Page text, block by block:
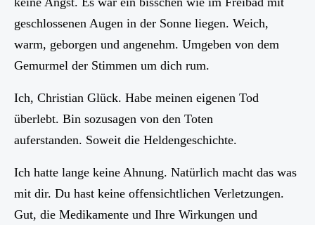
geschlossenen Augen in der Sonne liegen. Weich,
warm, geborgen und angenehm. Umgeben von dem
Gemurmel der Stimmen um dich rum.
Ich, Christian Glück. Habe meinen eigenen Tod
überlebt. Bin sozusagen von den Toten
auferstanden. Soweit die Heldengeschichte.
Ich hatte lange keine Ahnung. Natürlich macht das was
mit dir. Du hast keine offensichtlichen Verletzungen.
Gut, die Medikamente und Ihre Wirkungen und